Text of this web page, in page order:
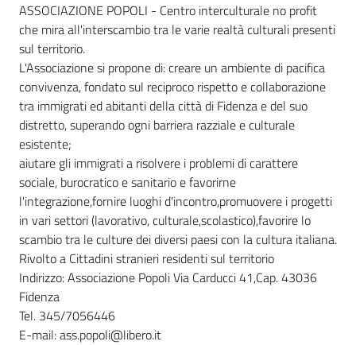
ASSOCIAZIONE POPOLI - Centro interculturale no profit
che mira all'interscambio tra le varie realtà culturali presenti
sul territorio.
L'Associazione si propone di: creare un ambiente di pacifica
convivenza, fondato sul reciproco rispetto e collaborazione
tra immigrati ed abitanti della città di Fidenza e del suo
distretto, superando ogni barriera razziale e culturale
esistente;
aiutare gli immigrati a risolvere i problemi di carattere
sociale, burocratico e sanitario e favorirne
l'integrazione,fornire luoghi d'incontro,promuovere i progetti
in vari settori (lavorativo, culturale,scolastico),favorire lo
scambio tra le culture dei diversi paesi con la cultura italiana.
Rivolto a Cittadini stranieri residenti sul territorio
Indirizzo: Associazione Popoli Via Carducci 41,Cap. 43036
Fidenza
Tel. 345/7056446
E-mail: ass.popoli@libero.it